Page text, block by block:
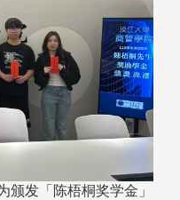
发「陈梧桐奖学金」